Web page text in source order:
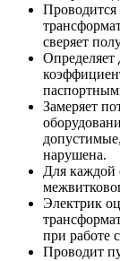
сверяет
Определяет
Замеряет
нарушена.
Для каждой
Электрик
при работе
Проводит